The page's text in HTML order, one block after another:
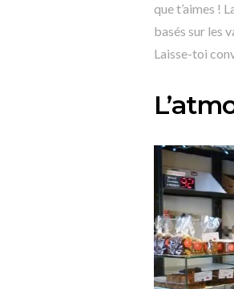
que t’aimes !
basés sur les
Laisse-toi